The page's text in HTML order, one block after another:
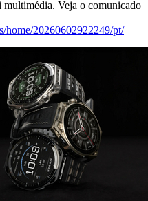
Veja o comunicado
home/20260602922249/pt/